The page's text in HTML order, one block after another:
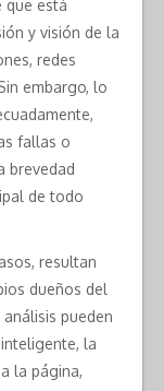
que está
y visión de la
redes
embargo, lo
fallas o
brevedad
de todo
resultan
dueños del
pueden
la
la página,